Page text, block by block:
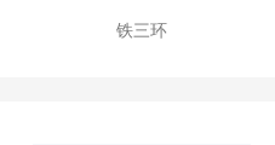
铁三环